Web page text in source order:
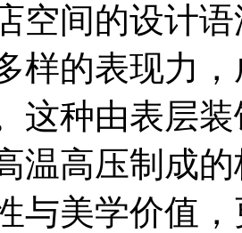
空间的设计
样的表现力
这种由表层
温高压制成
与美学价值